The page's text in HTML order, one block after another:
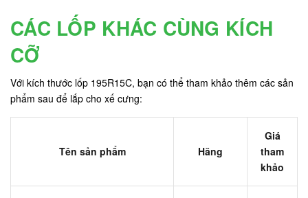
CÁC LỐP KHÁC CÙNG KÍCH
CỠ
Với kích thước lốp 195R15C, bạn có thể tham khảo thêm các sản
phẩm sau để lắp cho xế cưng:
Tên sản phẩm Hãng
Giá
tham
khảo